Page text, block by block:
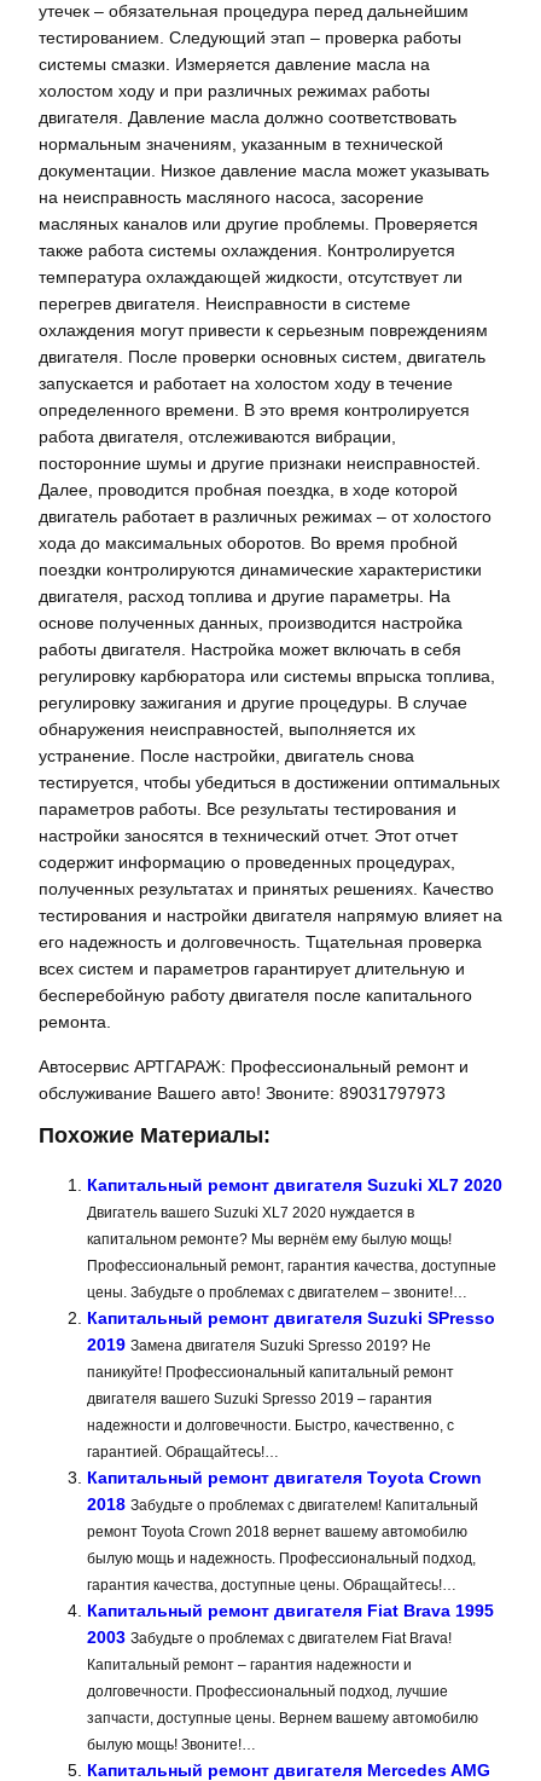
утечек – обязательная процедура перед дальнейшим
тестированием. Следующий этап – проверка работы
системы смазки. Измеряется давление масла на
холостом ходу и при различных режимах работы
двигателя. Давление масла должно соответствовать
нормальным значениям, указанным в технической
документации. Низкое давление масла может указывать
на неисправность масляного насоса, засорение
масляных каналов или другие проблемы. Проверяется
также работа системы охлаждения. Контролируется
температура охлаждающей жидкости, отсутствует ли
перегрев двигателя. Неисправности в системе
охлаждения могут привести к серьезным повреждениям
двигателя. После проверки основных систем, двигатель
запускается и работает на холостом ходу в течение
определенного времени. В это время контролируется
работа двигателя, отслеживаются вибрации,
посторонние шумы и другие признаки неисправностей.
Далее, проводится пробная поездка, в ходе которой
двигатель работает в различных режимах – от холостого
хода до максимальных оборотов. Во время пробной
поездки контролируются динамические характеристики
двигателя, расход топлива и другие параметры. На
основе полученных данных, производится настройка
работы двигателя. Настройка может включать в себя
регулировку карбюратора или системы впрыска топлива,
регулировку зажигания и другие процедуры. В случае
обнаружения неисправностей, выполняется их
устранение. После настройки, двигатель снова
тестируется, чтобы убедиться в достижении оптимальных
параметров работы. Все результаты тестирования и
настройки заносятся в технический отчет. Этот отчет
содержит информацию о проведенных процедурах,
полученных результатах и принятых решениях. Качество
тестирования и настройки двигателя напрямую влияет на
его надежность и долговечность. Тщательная проверка
всех систем и параметров гарантирует длительную и
бесперебойную работу двигателя после капитального
ремонта.
Автосервис АРТГАРАЖ: Профессиональный ремонт и
обслуживание Вашего авто! Звоните: 89031797973
Похожие Материалы:
Капитальный ремонт двигателя Suzuki XL7 2020
Двигатель вашего Suzuki XL7 2020 нуждается в
капитальном ремонте? Мы вернём ему былую мощь!
Профессиональный ремонт, гарантия качества, доступные
цены. Забудьте о проблемах с двигателем – звоните!…
Капитальный ремонт двигателя Suzuki SPresso
2019 Замена двигателя Suzuki Spresso 2019? Не
паникуйте! Профессиональный капитальный ремонт
двигателя вашего Suzuki Spresso 2019 – гарантия
надежности и долговечности. Быстро, качественно, с
гарантией. Обращайтесь!…
Капитальный ремонт двигателя Toyota Crown
2018 Забудьте о проблемах с двигателем! Капитальный
ремонт Toyota Crown 2018 вернет вашему автомобилю
былую мощь и надежность. Профессиональный подход,
гарантия качества, доступные цены. Обращайтесь!…
Капитальный ремонт двигателя Fiat Brava 1995
2003 Забудьте о проблемах с двигателем Fiat Brava!
Капитальный ремонт – гарантия надежности и
долговечности. Профессиональный подход, лучшие
запчасти, доступные цены. Вернем вашему автомобилю
былую мощь! Звоните!…
Капитальный ремонт двигателя Mercedes AMG